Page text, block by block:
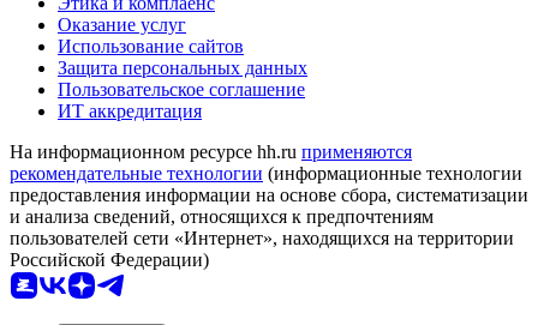
Оказание услуг
Использование сайтов
Защита персональных данных
Пользовательское соглашение
ИТ аккредитация
На информационном ресурсе hh.ru применяются
рекомендательные технологии (информационные технологии
предоставления информации на основе сбора, систематизации
и анализа сведений, относящихся к предпочтениям
пользователей сети «Интернет», находящихся на территории
Российской Федерации)